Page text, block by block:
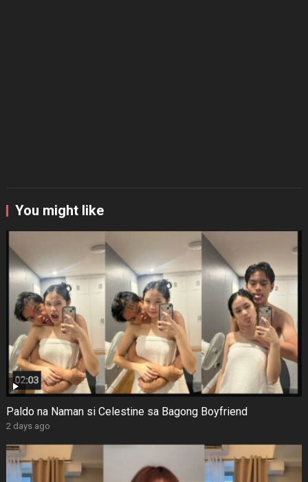
You might like
Paldo na Naman si Celestine sa Bagong Boyfriend
2 days ago